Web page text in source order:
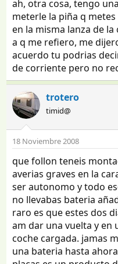
ah, otra cosa, tengo
meterle la piña q metes
en la misma lanza de
a q me refiero, me
acuerdo tu podrias
de corriente pero no
trotero
timid@
18 Noviembre 2008
que follon teneis
averias graves en la
ser autonomo y todo
no llevabas bateria
raro es que estes dos
am dar una vuelta y en
coche cargada. jamas
una bateria hasta